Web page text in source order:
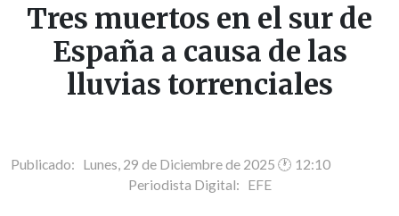
Tres muertos en el sur de
España a causa de las
lluvias torrenciales
Publicado: Lunes, 29 de Diciembre de 2025 🕐 12:10
Periodista Digital: EFE